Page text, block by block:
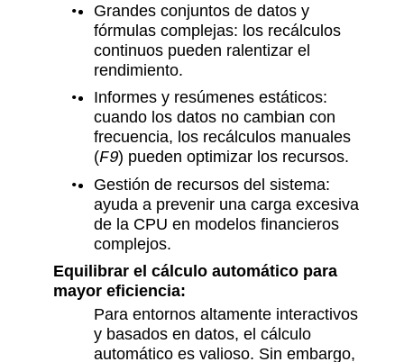
Grandes conjuntos de datos y
fórmulas complejas: los recálculos
continuos pueden ralentizar el
rendimiento.
Informes y resúmenes estáticos:
cuando los datos no cambian con
frecuencia, los recálculos manuales
(F9) pueden optimizar los recursos.
Gestión de recursos del sistema:
ayuda a prevenir una carga excesiva
de la CPU en modelos financieros
complejos.
Equilibrar el cálculo automático para
mayor eficiencia:
Para entornos altamente interactivos
y basados en datos, el cálculo
automático es valioso. Sin embargo,